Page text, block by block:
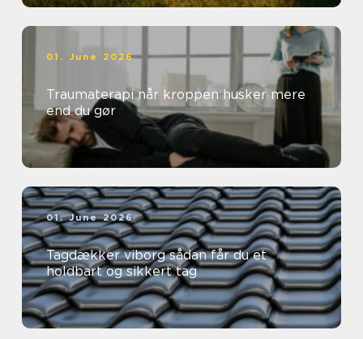
01. June 2026
Traumaterapi når kroppen husker mere
end du gør
01. June 2026
Tagdækker viborg sådan får du et
holdbart og sikkert tag